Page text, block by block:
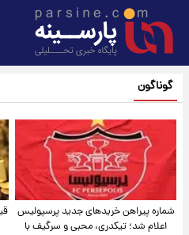
گوناگون
شماره پیراهن خریدهای جدید پرسپولیس
اعلام شد؛ تیکدری، محبی و سرگیف با